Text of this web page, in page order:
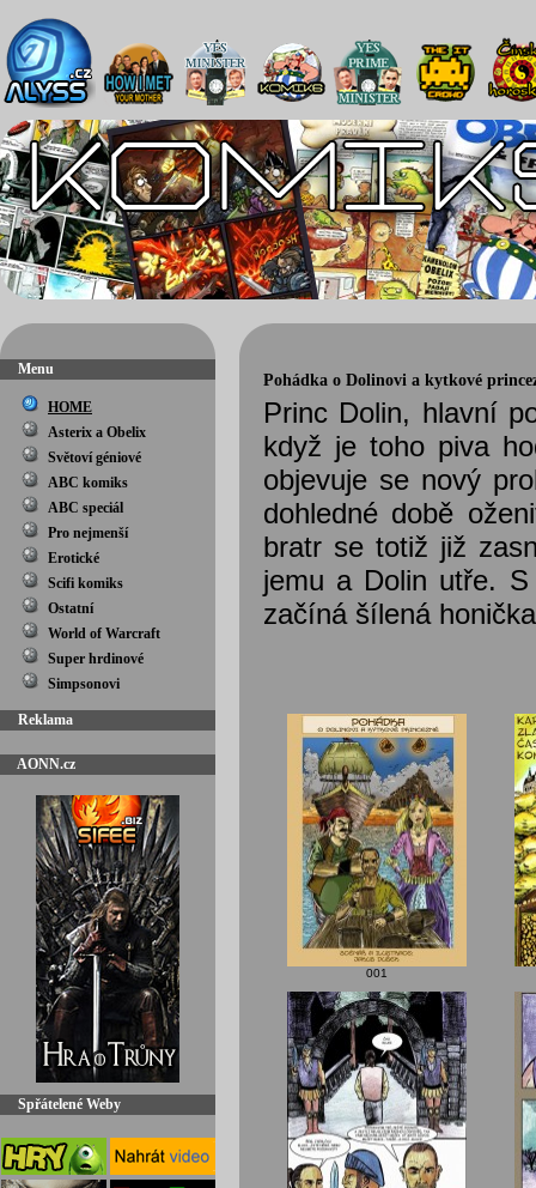
Menu
HOME
Asterix a Obelix
Světoví géniové
ABC komiks
ABC speciál
Pro nejmenší
Erotické
Scifi komiks
Ostatní
World of Warcraft
Super hrdinové
Simpsonovi
Reklama
AONN.cz
Spřátelené Weby
Pohádka o Dolinovi a kytkové
Princ Dolin, hlavní
když je toho piva
objevuje se nový
dohledné době
bratr se totiž již
jemu a Dolin utře.
začíná šílená
001